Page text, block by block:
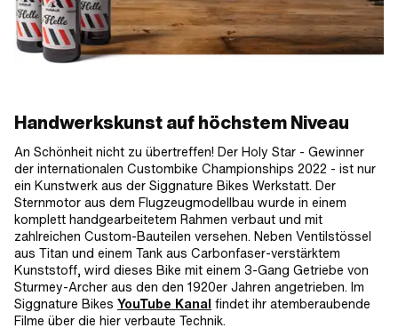
Handwerkskunst auf höchstem Niveau
An Schönheit nicht zu übertreffen! Der Holy Star - Gewinner
der internationalen Custombike Championships 2022 - ist nur
ein Kunstwerk aus der Siggnature Bikes Werkstatt. Der
Sternmotor aus dem Flugzeugmodellbau wurde in einem
komplett handgearbeitetem Rahmen verbaut und mit
zahlreichen Custom-Bauteilen versehen. Neben Ventilstössel
aus Titan und einem Tank aus Carbonfaser-verstärktem
Kunststoff, wird dieses Bike mit einem 3-Gang Getriebe von
Sturmey-Archer aus den den 1920er Jahren angetrieben. Im
Siggnature Bikes YouTube Kanal findet ihr atemberaubende
Filme über die hier verbaute Technik.